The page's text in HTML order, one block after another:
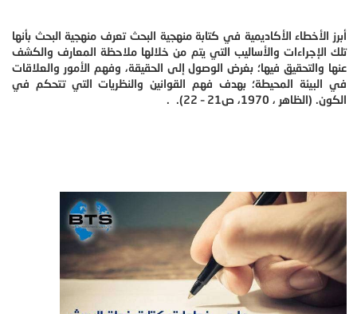
أبرز الأخطاء الأكاديمية في كتابة منهجية البحث تعرف منهجية البحث بأنها
تلك الإجراءات والأساليب التي يتم من خلالها ملاحظة المعارف والكشف
عنها والتحقيق فيها؛ بغرض الوصول إلى الحقيقة، وفهم الأمور والعلاقات
في البيئة المحيطة؛ بهدف فهم القوانين والنظريات التي تتحكم في
الكون. (الظاهر ، 1970، ص21 – 22). .